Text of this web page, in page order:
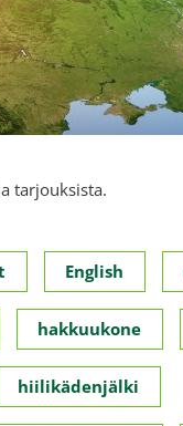
tarjouksista.
English
hakkuukone
hiilikädenjälki